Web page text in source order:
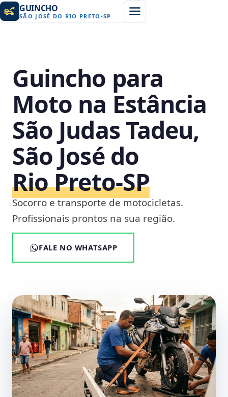
GUINCHO
SÃO JOSÉ DO RIO PRETO -SP
Guincho para
Moto na Estância
São Judas Tadeu,
São José do
Rio Preto‑SP
Socorro e transporte de motocicletas.
Profissionais prontos na sua região.
FALE NO WHATSAPP